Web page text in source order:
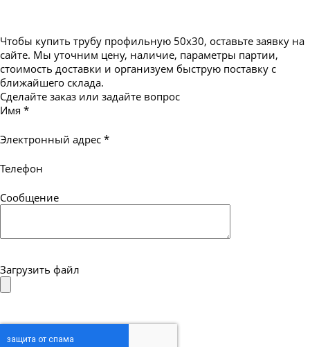
Чтобы купить трубу профильную 50х30, оставьте заявку на
сайте. Мы уточним цену, наличие, параметры партии,
стоимость доставки и организуем быструю поставку с
ближайшего склада.
Сделайте заказ или задайте вопрос
Имя *
Электронный адрес *
Телефон
Сообщение
Загрузить файл